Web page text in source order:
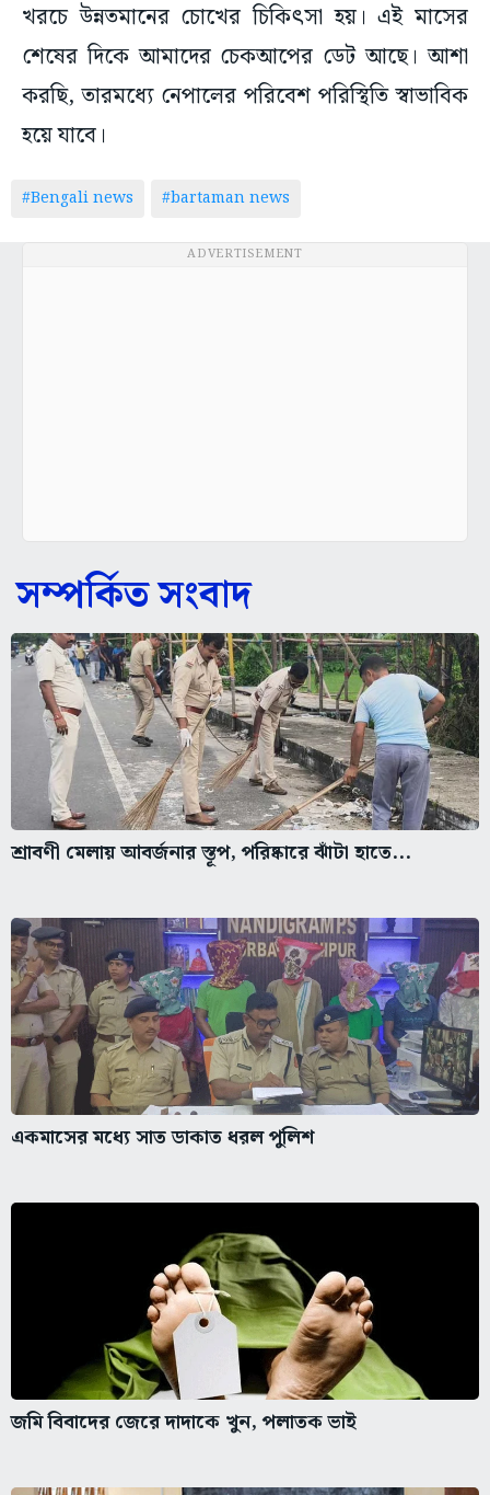
খরচে উন্নতমানের চোখের চিকিৎসা হয়। এই মাসের
শেষের দিকে আমাদের চেকআপের ডেট আছে। আশা
করছি, তারমধ্যে নেপালের পরিবেশ পরিস্থিতি স্বাভাবিক
হয়ে যাবে।
#Bengali news #bartaman news
ADVERTISEMENT
সম্পর্কিত সংবাদ
শ্রাবণী মেলায় আবর্জনার স্তূপ, পরিষ্কারে ঝাঁটা হাতে...
একমাসের মধ্যে সাত ডাকাত ধরল পুলিশ
জমি বিবাদের জেরে দাদাকে খুন, পলাতক ভাই